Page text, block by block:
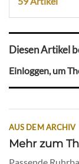
Diesen Artikel
Einloggen, um
AUS DEM ARCHIV
Mehr zum